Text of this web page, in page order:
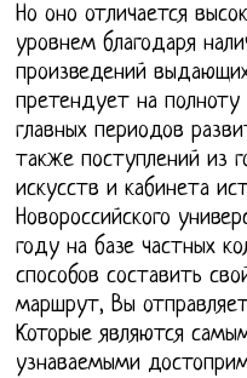
Но оно отличается
уровнем благодаря
произведений
претендует на полноту
главных периодов
также поступлений из
искусств и кабинета
Новороссийского
году на базе частных
способов составить
маршрут, Вы
Которые являются
узнаваемыми